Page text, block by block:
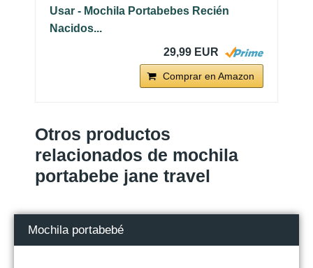
Usar - Mochila Portabebes Recién
Nacidos...
29,99 EUR
Comprar en Amazon
Otros productos
relacionados de mochila
portabebe jane travel
Mochila portabebé